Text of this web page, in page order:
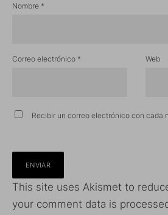
Nombre *
Correo electrónico * Web
Recibir un correo electrónico con cada
This site uses Akismet to
your comment data is